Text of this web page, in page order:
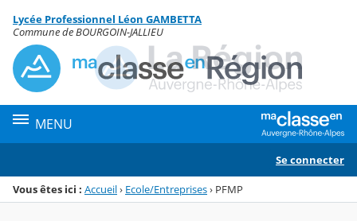
Menu de la rubrique
Contenu
Lycée Professionnel Léon GAMBETTA
Commune de BOURGOIN-JALLIEU
MENU
Se connecter
Vous êtes ici : Accueil› Ecole/Entreprises› PFMP